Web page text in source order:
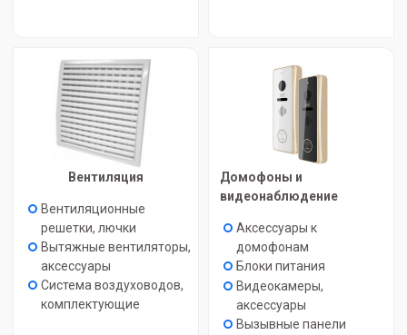
Вентиляция
Вентиляционные
решетки, лючки
Вытяжные вентиляторы,
аксессуары
Система воздуховодов,
комплектующие
Домофоны и
видеонаблюдение
Аксессуары к
домофонам
Блоки питания
Видеокамеры,
аксессуары
Вызывные панели